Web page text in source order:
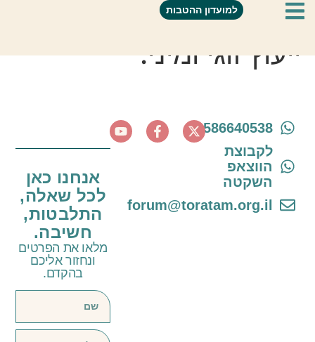
למועדון ההטבות
השחף – אימון אישי,
ייעוץ זוגי ומיני.
0586640538
לקבוצת
הווצאפ
השקטה
forum@toratam.org.il
אנחנו כאן
לכל שאלה,
התלבטות,
חשיבה.
מלאו את הפרטים
ונחזור אליכם
בהקדם.